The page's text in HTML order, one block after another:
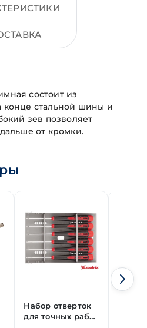
состоит из
конце стальной шины и
зев позволяет
от кромки.
Набор отверток
для точных работ